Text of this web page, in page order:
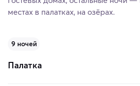
местах в палатках, на озёрах.
9 ночей
Палатка